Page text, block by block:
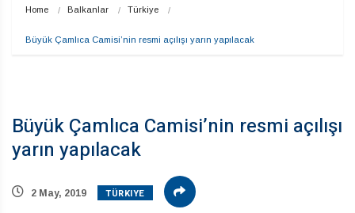
Home Balkanlar Türkiye
Büyük Çamlıca Camisi’nin resmi açılışı yarın yapılacak
Büyük Çamlıca Camisi’nin resmi açılışı
yarın yapılacak
2 May, 2019 TÜRKIYE